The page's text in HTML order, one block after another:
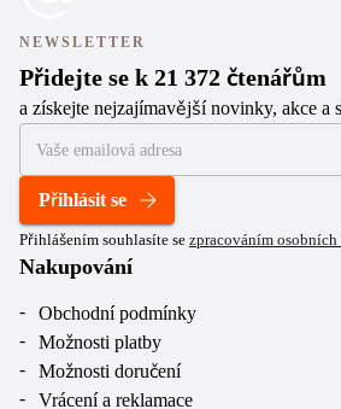
NEWSLETTER
Přidejte se k 21 372 čtenářům
a získejte nejzajímavější novinky, akce a
Přihlásit se
Přihlášením souhlasíte se zpracováním
Nakupování
Obchodní podmínky
Možnosti platby
Možnosti doručení
Vrácení a reklamace